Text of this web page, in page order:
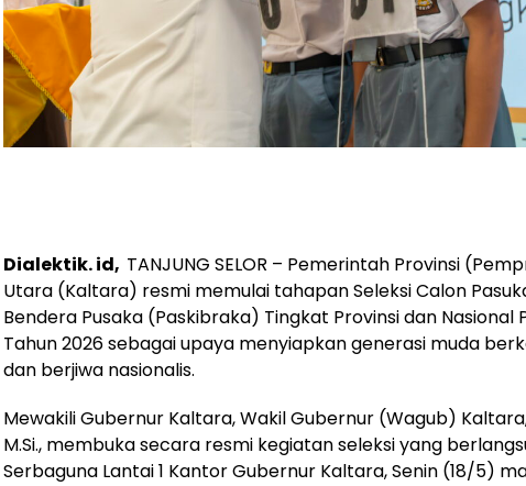
Dialektik. id, TANJUNG SELOR – Pemerintah Provinsi
Utara (Kaltara) resmi memulai tahapan Seleksi Calon
Bendera Pusaka (Paskibraka) Tingkat Provinsi dan Nasional
Tahun 2026 sebagai upaya menyiapkan generasi muda
dan berjiwa nasionalis.
Mewakili Gubernur Kaltara, Wakil Gubernur (Wagub) Kaltara,
M.Si., membuka secara resmi kegiatan seleksi yang
Serbaguna Lantai 1 Kantor Gubernur Kaltara, Senin (18/5)